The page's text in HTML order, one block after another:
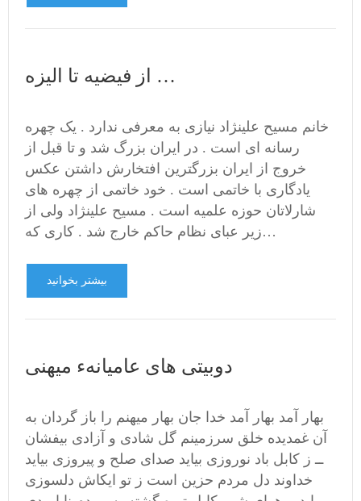
از فیضیه تا الیزه …
خانم مسیح علینژاد نیازی به معرفی ندارد . یک چهره
رسانه ای است . در ایران بزرگ شد و تا قبل از
خروج از ایران بزرگترین افتخارش داشتن عکس
یادگاری با خاتمی است . خود خاتمی از چهره های
شارلاتان حوزه علمیه است . مسیح علینژاد ولی از
زیر عبای نظام حاکم خارج شد . کاری که…
بیشتر بخوانید
دوبیتی های عامیانهء میهنی
بهار آمد بهار آمد خدا جان بهار میهنم را باز گردان به
آن غمدیده خلق سرزمینم گل شادی و آزادی بیفشان
ــ ز کابل باد نوروزی بیاید صدای صلح و پیروزی بیاید
خداوند دل مردم حزین است ز تو ایکاش دلسوزی